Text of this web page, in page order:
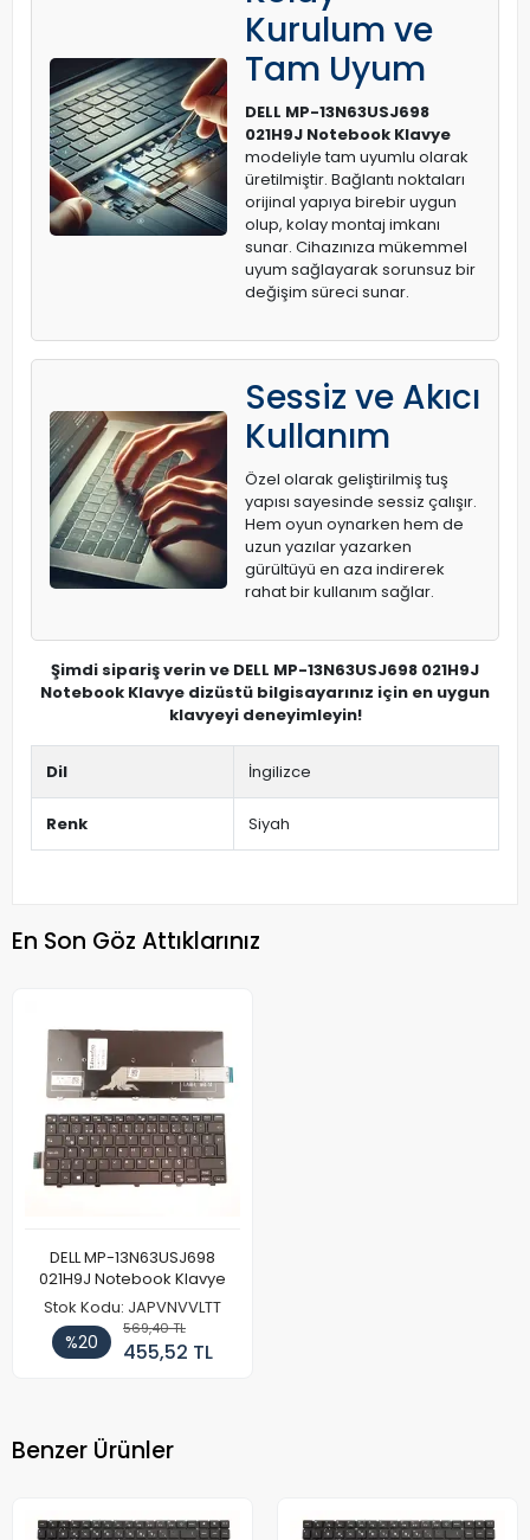
Kurulum ve
Tam Uyum
DELL MP-13N63USJ698
021H9J Notebook Klavye
modeliyle tam uyumlu olarak
üretilmiştir. Bağlantı noktaları
orijinal yapıya birebir uygun
olup, kolay montaj imkanı
sunar. Cihazınıza mükemmel
uyum sağlayarak sorunsuz bir
değişim süreci sunar.
Sessiz ve Akıcı
Kullanım
Özel olarak geliştirilmiş tuş
yapısı sayesinde sessiz çalışır.
Hem oyun oynarken hem de
uzun yazılar yazarken
gürültüyü en aza indirerek
rahat bir kullanım sağlar.
Şimdi sipariş verin ve DELL MP-13N63USJ698 021H9J
Notebook Klavye dizüstü bilgisayarınız için en uygun
klavyeyi deneyimleyin!
Dil İngilizce
Renk Siyah
En Son Göz Attıklarınız
DELL MP-13N63USJ698
021H9J Notebook Klavye
Stok Kodu: JAPVNVVLTT
%20
569,40 TL
455,52 TL
Benzer Ürünler